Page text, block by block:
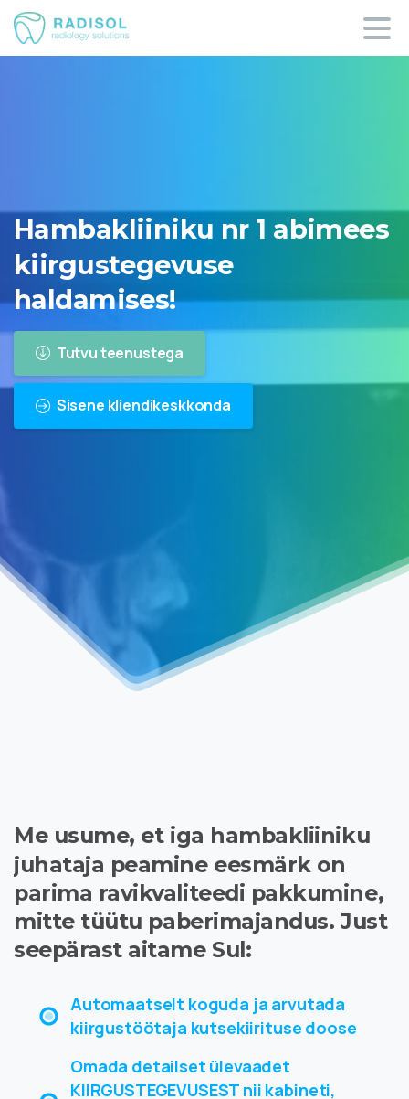
Hambakliiniku nr 1 abimees
kiirgustegevuse
haldamises!
Tutvu teenustega
Sisene kliendikeskkonda
Me usume, et iga hambakliiniku
juhataja peamine eesmärk on
parima ravikvaliteedi pakkumine,
mitte tüütu paberimajandus. Just
seepärast aitame Sul:
Automaatselt koguda ja arvutada
kiirgustöötaja kutsekiirituse doose
Omada detailset ülevaadet
KIIRGUSTEGEVUSEST nii kabineti,